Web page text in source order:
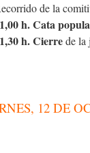
de la
h. Cata
h. Cierrede la
12 DE